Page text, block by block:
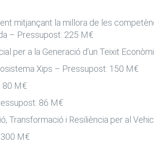
mitjançant la millora de les
– Pressupost: 225 M€
per a la Generació d’un Teixit
Xips – Pressupost: 150 M€
80 M€
86 M€
Transformació i Resiliència per al
M€